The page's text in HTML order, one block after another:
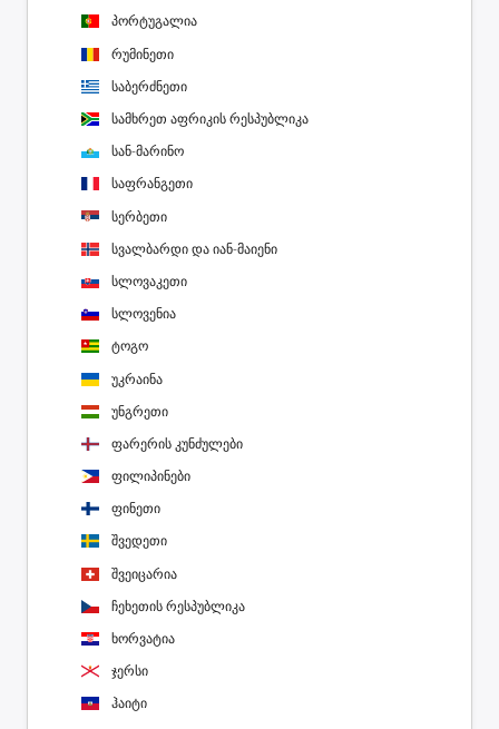
პორტუგალია
რუმინეთი
საბერძნეთი
სამხრეთ აფრიკის რესპუბლიკა
სან-მარინო
საფრანგეთი
სერბეთი
სვალბარდი და იან-მაიენი
სლოვაკეთი
სლოვენია
ტოგო
უკრაინა
უნგრეთი
ფარერის კუნძულები
ფილიპინები
ფინეთი
შვედეთი
შვეიცარია
ჩეხეთის რესპუბლიკა
ხორვატია
ჯერსი
ჰაიტი